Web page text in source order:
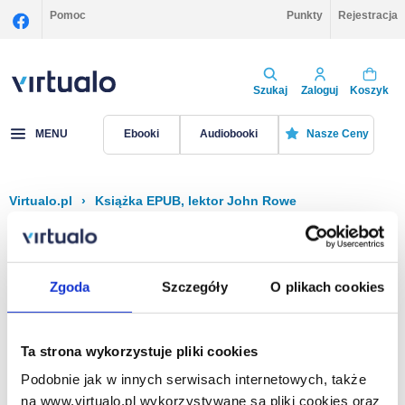
Zgoda Szczegóły O plikach cookies
Ta strona wykorzystuje pliki cookies
Podobnie jak w innych serwisach internetowych, także
na www.virtualo.pl wykorzystywane są pliki cookies oraz
Pomoc Punkty Rejestracja
Szukaj Zaloguj Koszyk
MENU Ebooki Audiobooki Nasze Ceny
Virtualo.pl › Książka EPUB, lektor John Rowe
Filtruj Sortuj
Na stronie